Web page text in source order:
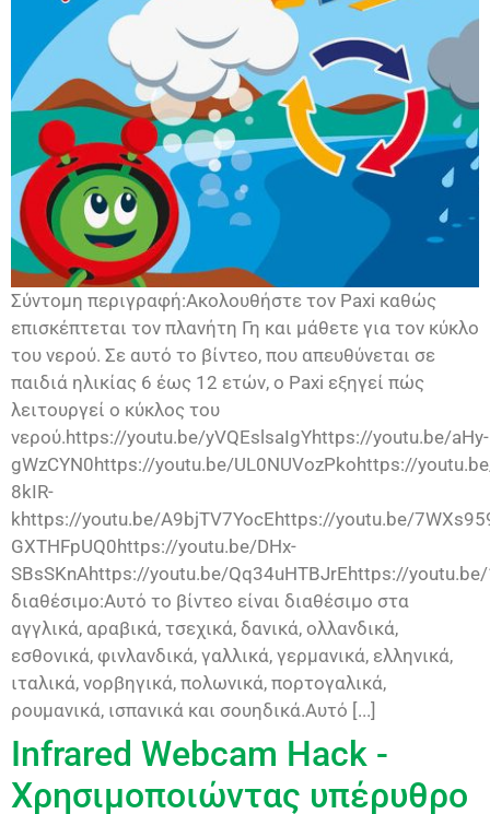
Σύντομη περιγραφή:Ακολουθήστε τον Paxi καθώς
επισκέπτεται τον πλανήτη Γη και μάθετε για τον κύκλο
του νερού. Σε αυτό το βίντεο, που απευθύνεται σε
παιδιά ηλικίας 6 έως 12 ετών, ο Paxi εξηγεί πώς
λειτουργεί ο κύκλος του
νερού.https://youtu.be/yVQEslsaIgYhttps://youtu.be/aHy-
gWzCYN0https://youtu.be/UL0NUVozPkohttps://
8kIR-
khttps://youtu.be/A9bjTV7YocEhttps://youtu.be/
GXTHFpUQ0https://youtu.be/DHx-
SBsSKnAhttps://youtu.be/Qq34uHTBJrEhttps://
διαθέσιμο:Αυτό το βίντεο είναι διαθέσιμο στα
αγγλικά, αραβικά, τσεχικά, δανικά, ολλανδικά,
εσθονικά, φινλανδικά, γαλλικά, γερμανικά, ελληνικά,
ιταλικά, νορβηγικά, πολωνικά, πορτογαλικά,
ρουμανικά, ισπανικά και σουηδικά.Αυτό [...]
Infrared Webcam Hack -
Χρησιμοποιώντας υπέρυθρο